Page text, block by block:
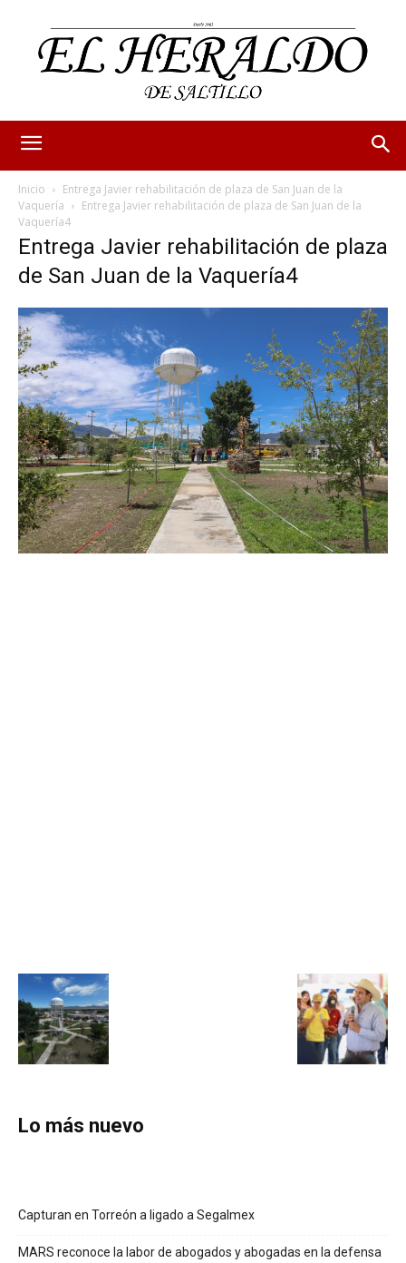
Inicio
Entrega Javier rehabilitación de plaza de San Juan de la
Vaquería
Entrega Javier rehabilitación de plaza de San Juan de la
Vaquería4
Entrega Javier rehabilitación de plaza
de San Juan de la Vaquería4
Lo más nuevo
Capturan en Torreón a ligado a Segalmex
MARS reconoce la labor de abogados y abogadas en la defensa